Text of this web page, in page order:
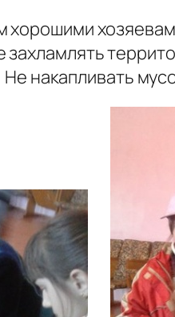
хорошими
захламлять
Не накапливать